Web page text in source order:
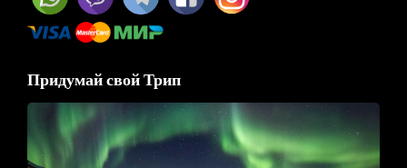
Придумай свой Трип